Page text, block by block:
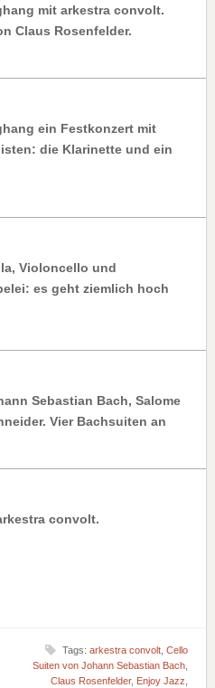
mit arkestra convolt.
Claus Rosenfelder.
ein Festkonzert mit
die Klarinette und ein
Violoncello und
es geht ziemlich hoch
Sebastian Bach, Salome
Vier Bachsuiten an
convolt.
Tags: arkestra convolt Cello
Suiten von Johann Sebastian Bach
Claus Rosenfelder, Enjoy Jazz